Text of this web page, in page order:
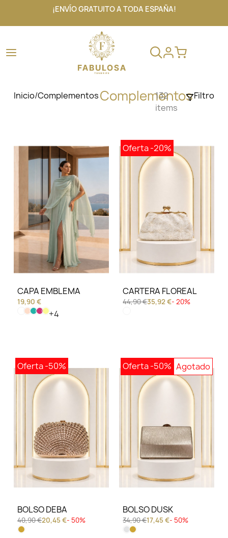
¡ENVÍO GRATUITO A TODA ESPAÑA!
Inicio/ComplementosComplementos
132
items
Filtro
CAPA EMBLEMA
19,90 €
+4
Oferta-20%
CARTERA FLOREAL
44,90 €35,92 €- 20%
Oferta-50%
BOLSO DEBA
40,90 €20,45 €- 50%
Oferta-50%
BOLSO DUSK
34,90 €17,45 €- 50%